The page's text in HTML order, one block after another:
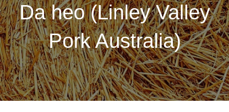
Da heo (Linley Valley
Pork Australia)